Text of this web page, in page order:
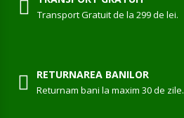
Transport Gratuit de la 299 de lei.
RETURNAREA BANILOR
Returnam bani la maxim 30 de zile.